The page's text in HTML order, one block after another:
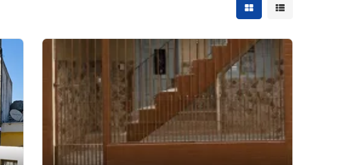
Mostrar resultados
Mostrar